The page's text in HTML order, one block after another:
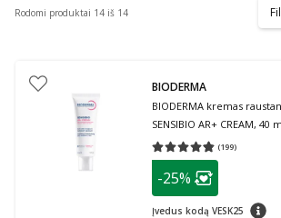
Rodomi produktai 14 iš 14
BIODERMA
BIODERMA kremas
SENSIBIO AR+ CREAM, 40
(199)
Vidutinis įvertinimas 4.77
patarimas
Lojalumo
-25%
Įvedus kodą VESK25